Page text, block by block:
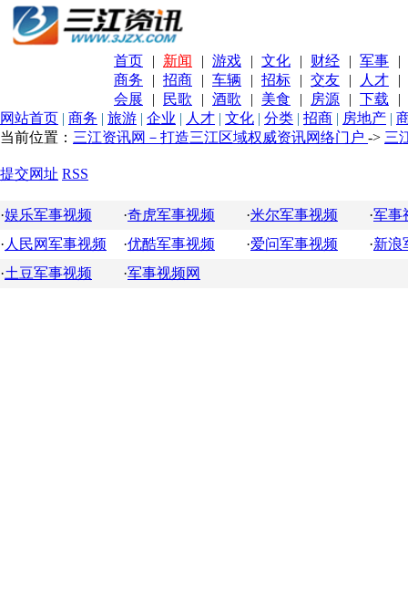
首页 | 新闻 | 游戏 | 文化 | 财经 | 军事
|
商务
| 招商 | 车辆 | 招标 | 交友 | 人才
|
会展
| 民歌 | 酒歌 | 美食 | 房源 | 下载
|
网站首页 | 商务 | 旅游 | 企业 | 人才 | 文化 | 分类 | 招商 | 房地产 |
当前位置： 三江资讯网－打造三江区域权威资讯网络门户 -> 三
提交网址 RSS
·娱乐军事视频 ·奇虎军事视频 ·米尔军事视频 ·军事
· 人民网军事视频 ·优酷军事视频 ·爱问军事视频 ·新浪
·土豆军事视频 ·军事视频网